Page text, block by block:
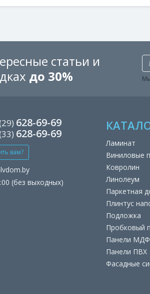
статьи и
до 30%
628-69-69
628-69-69
вам?
(без выходных)
Ламинат
Виниловые
Ковролин
Линолеум
Паркетная
Плинтус
Подложка
Пробковый
Панели МДФ
Панели ПВХ
Фасадные